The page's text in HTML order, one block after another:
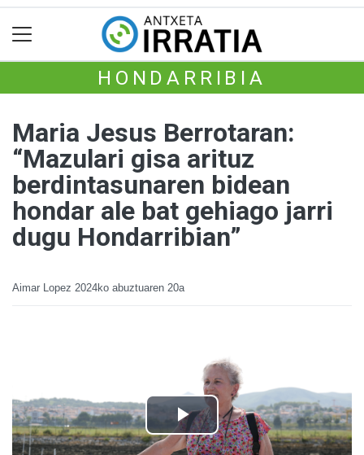
HONDARRIBIA
Maria Jesus Berrotaran:
“Mazulari gisa arituz
berdintasunaren bidean
hondar ale bat gehiago jarri
dugu Hondarribian”
Aimar Lopez 2024ko abuztuaren 20a